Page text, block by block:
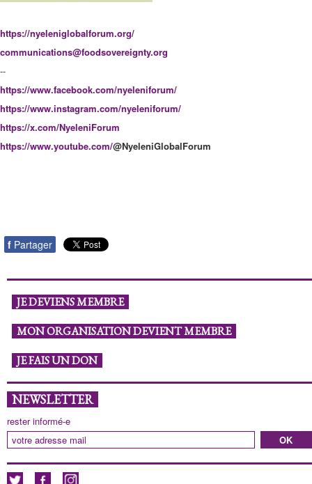
https://nyeleniglobalforum.org/
communications@foodsovereignty.org
--
https://www.facebook.com/nyeleniforum/
https://www.instagram.com/nyeleniforum/
https://x.com/NyeleniForum
https://www.youtube.com/@NyeleniGlobalForum
f Partager
JE DEVIENS MEMBRE
MON ORGANISATION DEVIENT MEMBRE
JE FAIS UN DON
NEWSLETTER
rester informé-e